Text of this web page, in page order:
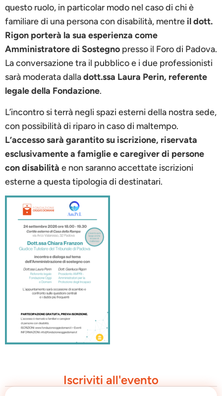
questo ruolo, in particolar modo nel caso di chi è
familiare di una persona con disabilità, mentre il dott.
Rigon porterà la sua esperienza come
Amministratore di Sostegno presso il Foro di Padova.
La conversazione tra il pubblico e i due professionisti
sarà moderata dalladott.ssa Laura Perin, referente
legale della Fondazione.
L’incontro si terrà negli spazi esterni della nostra sede,
con possibilità di riparo in caso di maltempo.
L’accesso sarà garantito su iscrizione, riservata
esclusivamente a famiglie e caregiver di persone
con disabilità e non saranno accettate iscrizioni
esterne a questa tipologia di destinatari.
Iscriviti all'evento